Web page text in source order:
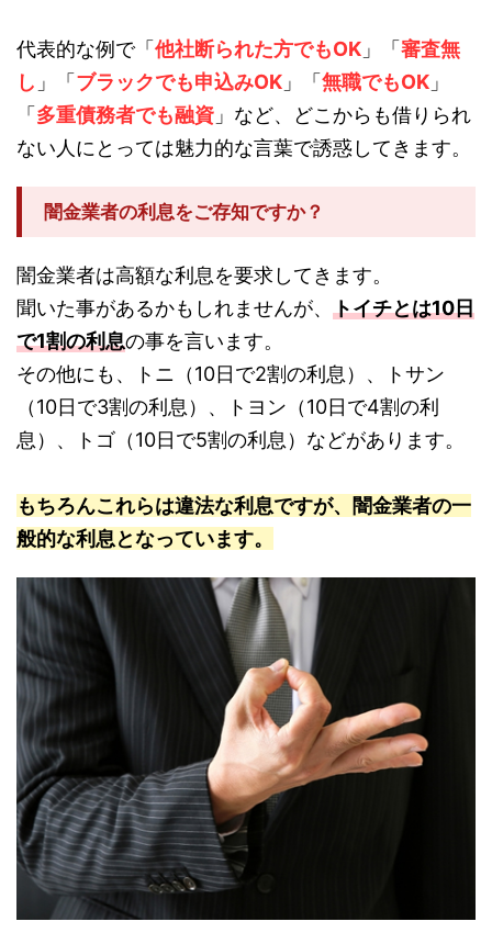
代表的な例で「 他社断られた方でもOK 」「 審査無
し 」「 ブラックでも申込みOK 」「 無職でもOK 」
「 多重債務者でも融資 」など、どこからも借りられ
ない人にとっては魅力的な言葉で誘惑してきます。
闇金業者の利息をご存知ですか？
闇金業者は高額な利息を要求してきます。
聞いた事があるかもしれませんが、 トイチとは10日
で1割の利息の事を言います。
その他にも、トニ（10日で2割の利息）、トサン
（10日で3割の利息）、トヨン（10日で4割の利
息）、トゴ（10日で5割の利息）などがあります。
もちろんこれらは違法な利息ですが、闇金業者の一
般的な利息となっています。